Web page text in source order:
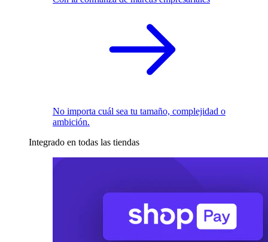
No importa cuál sea tu tamaño, complejidad o
ambición.
Integrado en todas las tiendas